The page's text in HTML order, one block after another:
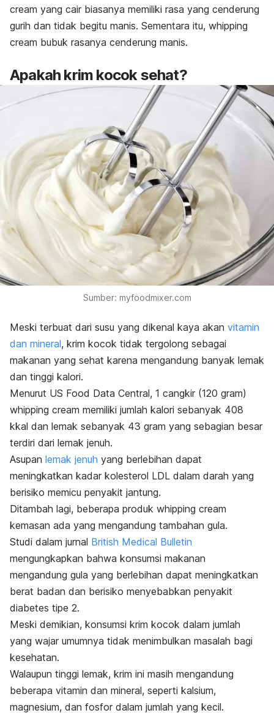
cream yang cair biasanya memiliki rasa yang cenderung
gurih dan tidak begitu manis. Sementara itu, whipping
cream bubuk rasanya cenderung manis.
Apakah krim kocok sehat?
Sumber: myfoodmixer.com
Meski terbuat dari susu yang dikenal kaya akan vitamin
dan mineral, krim kocok tidak tergolong sebagai
makanan yang sehat karena mengandung banyak lemak
dan tinggi kalori.
Menurut US Food Data Central, 1 cangkir (120 gram)
whipping cream memiliki jumlah kalori sebanyak 408
kkal dan lemak sebanyak 43 gram yang sebagian besar
terdiri dari lemak jenuh.
Asupan lemak jenuh yang berlebihan dapat
meningkatkan kadar kolesterol LDL dalam darah yang
berisiko memicu penyakit jantung.
Ditambah lagi, beberapa produk whipping cream
kemasan ada yang mengandung tambahan gula.
Studi dalam jurnal British Medical Bulletin
mengungkapkan bahwa konsumsi makanan
mengandung gula yang berlebihan dapat meningkatkan
berat badan dan berisiko menyebabkan penyakit
diabetes tipe 2.
Meski demikian, konsumsi krim kocok dalam jumlah
yang wajar umumnya tidak menimbulkan masalah bagi
kesehatan.
Walaupun tinggi lemak, krim ini masih mengandung
beberapa vitamin dan mineral, seperti kalsium,
magnesium, dan fosfor dalam jumlah yang kecil.